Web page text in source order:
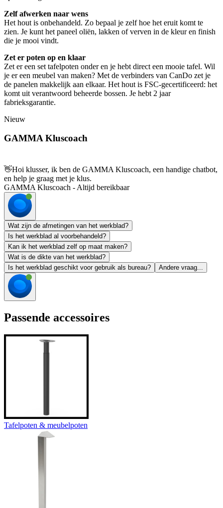
Zelf afwerken naar wens
Het hout is onbehandeld. Zo bepaal je zelf hoe het eruit komt te
zien. Je kunt het paneel oliën, lakken of verven in de kleur en finish
die je mooi vindt.
Zet er poten op en klaar
Zet er een set tafelpoten onder en je hebt direct een mooie tafel. Wil
je er een meubel van maken? Met de verbinders van CanDo zet je
de panelen makkelijk aan elkaar. Het hout is FSC-gecertificeerd: het
komt uit verantwoord beheerde bossen. Je hebt 2 jaar
fabrieksgarantie.
Nieuw
GAMMA Kluscoach
👋Hoi klusser, ik ben de GAMMA Kluscoach, een handige chatbot,
en help je graag met je klus.
GAMMA Kluscoach - Altijd bereikbaar
Wat zijn de afmetingen van het werkblad?
Is het werkblad al voorbehandeld?
Kan ik het werkblad zelf op maat maken?
Wat is de dikte van het werkblad?
Is het werkblad geschikt voor gebruik als bureau?
Andere vraag...
Passende accessoires
Tafelpoten & meubelpoten